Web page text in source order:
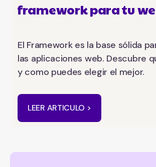
framework para tu
El Framework es la base sólida
las aplicaciones web. Descubre
y como puedes elegir el mejor.
LEER ARTICULO >